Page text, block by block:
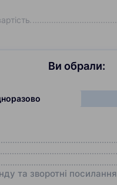
Ви обрали:
та зворотні посилання